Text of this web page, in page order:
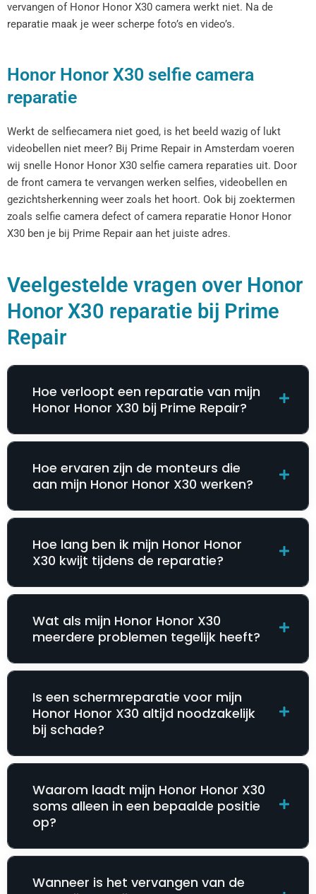
vervangen of Honor Honor X30 camera werkt niet. Na de
reparatie maak je weer scherpe foto’s en video’s.
Honor Honor X30 selfie camera
reparatie
Werkt de selfiecamera niet goed, is het beeld wazig of lukt
videobellen niet meer? Bij Prime Repair in Amsterdam voeren
wij snelle Honor Honor X30 selfie camera reparaties uit. Door
de front camera te vervangen werken selfies, videobellen en
gezichtsherkenning weer zoals het hoort. Ook bij zoektermen
zoals selfie camera defect of camera reparatie Honor Honor
X30 ben je bij Prime Repair aan het juiste adres.
Veelgestelde vragen over Honor
Honor X30 reparatie bij Prime
Repair
Hoe verloopt een reparatie van mijn
Honor Honor X30 bij Prime Repair?
Hoe ervaren zijn de monteurs die
aan mijn Honor Honor X30 werken?
Hoe lang ben ik mijn Honor Honor
X30 kwijt tijdens de reparatie?
Wat als mijn Honor Honor X30
meerdere problemen tegelijk heeft?
Is een schermreparatie voor mijn
Honor Honor X30 altijd noodzakelijk
bij schade?
Waarom laadt mijn Honor Honor X30
soms alleen in een bepaalde positie
op?
Wanneer is het vervangen van de